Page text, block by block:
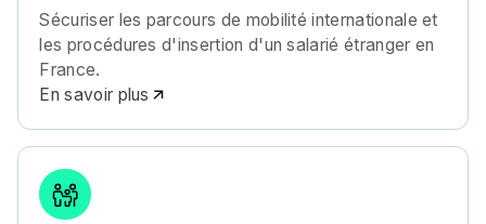
Sécuriser les parcours de mobilité internationale et
les procédures d'insertion d'un salarié étranger en
France.
En savoir plus